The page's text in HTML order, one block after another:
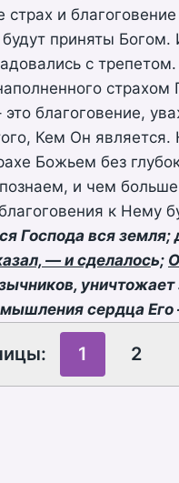
и
будут приняты
с
это благоговение,
Кем Он
Божьем без
и чем больше
к Нему
Господа вся земля;
— и сделалось;
сердца
1 2